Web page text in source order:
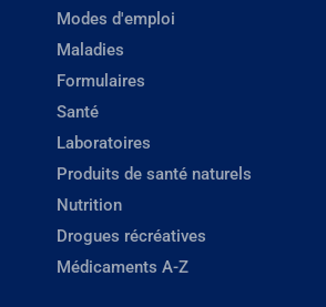
Modes d'emploi
Maladies
Formulaires
Santé
Laboratoires
Produits de santé naturels
Nutrition
Drogues récréatives
Médicaments A-Z